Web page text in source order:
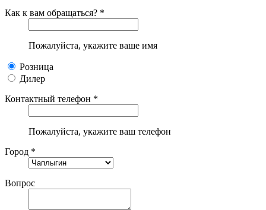
Как к вам обращаться? *
Пожалуйста, укажите ваше имя
Розница
Дилер
Контактный телефон *
Пожалуйста, укажите ваш телефон
Город *
Вопрос